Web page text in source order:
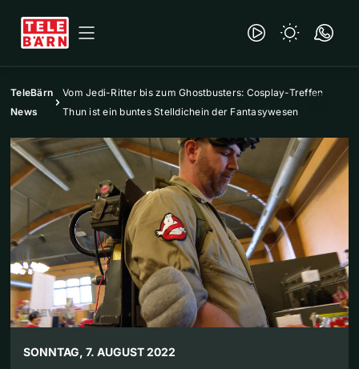
TeleBärn
News
Vom Jedi-Ritter bis zum Ghostbusters: Cosplay-Treffen
Thun ist ein buntes Stelldichein der Fantasywesen
SONNTAG, 7. AUGUST 2022